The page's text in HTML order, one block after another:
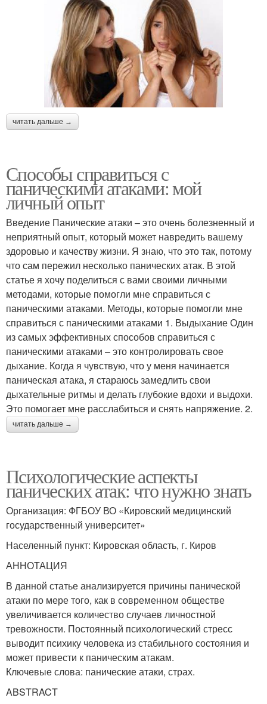
читать дальше →
Способы справиться с
паническими атаками: мой
личный опыт
Введение Панические атаки – это очень болезненный и
неприятный опыт, который может навредить вашему
здоровью и качеству жизни. Я знаю, что это так, потому
что сам пережил несколько панических атак. В этой
статье я хочу поделиться с вами своими личными
методами, которые помогли мне справиться с
паническими атаками. Методы, которые помогли мне
справиться с паническими атаками 1. Выдыхание Один
из самых эффективных способов справиться с
паническими атаками – это контролировать свое
дыхание. Когда я чувствую, что у меня начинается
паническая атака, я стараюсь замедлить свои
дыхательные ритмы и делать глубокие вдохи и выдохи.
Это помогает мне расслабиться и снять напряжение. 2.
читать дальше →
Психологические аспекты
панических атак: что нужно знать
Организация: ФГБОУ ВО «Кировский медицинский
государственный университет»
Населенный пункт: Кировская область, г. Киров
АННОТАЦИЯ
В данной статье анализируется причины панической
атаки по мере того, как в современном обществе
увеличивается количество случаев личностной
тревожности. Постоянный психологический стресс
выводит психику человека из стабильного состояния и
может привести к паническим атакам.
Ключевые слова: панические атаки, страх.
ABSTRACT